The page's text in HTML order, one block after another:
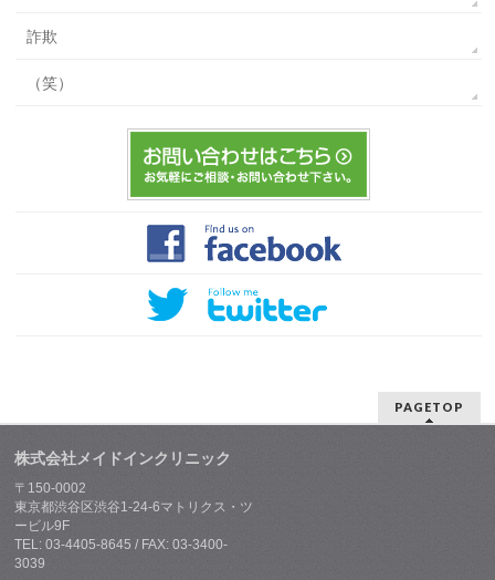
詐欺
（笑）
PAGETOP
株式会社メイドインクリニック
〒150-0002
東京都渋谷区渋谷1-24-6マトリクス・ツ
ービル9F
TEL: 03-4405-8645 / FAX: 03-3400-
3039